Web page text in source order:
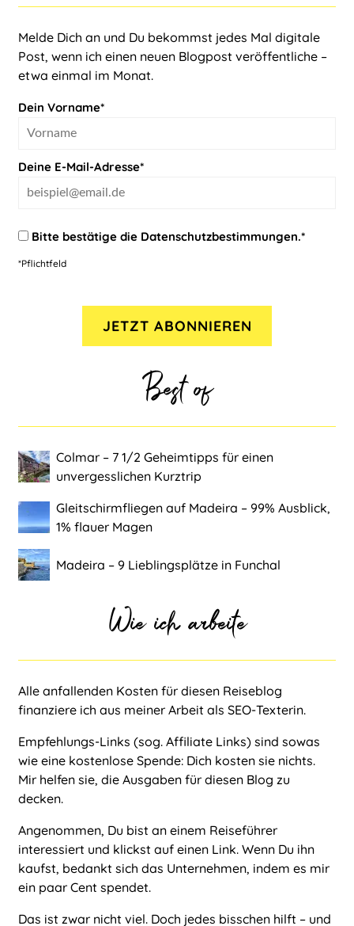
Melde Dich an und Du bekommst jedes Mal digitale
Post, wenn ich einen neuen Blogpost veröffentliche –
etwa einmal im Monat.
Dein Vorname*
Deine E-Mail-Adresse*
Bitte bestätige die Datenschutzbestimmungen.*
*Pflichtfeld
Best of
Colmar ‒ 7 1/2 Geheimtipps für einen
unvergesslichen Kurztrip
Gleitschirmfliegen auf Madeira ‒ 99% Ausblick,
1% flauer Magen
Madeira ‒ 9 Lieblingsplätze in Funchal
Wie ich arbeite
Alle anfallenden Kosten für diesen Reiseblog
finanziere ich aus meiner Arbeit als SEO-Texterin.
Empfehlungs-Links (sog. Affiliate Links) sind sowas
wie eine kostenlose Spende: Dich kosten sie nichts.
Mir helfen sie, die Ausgaben für diesen Blog zu
decken.
Angenommen, Du bist an einem Reiseführer
interessiert und klickst auf einen Link. Wenn Du ihn
kaufst, bedankt sich das Unternehmen, indem es mir
ein paar Cent spendet.
Das ist zwar nicht viel. Doch jedes bisschen hilft – und